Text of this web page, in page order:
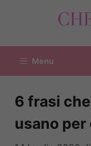
Menu
6 frasi
usano